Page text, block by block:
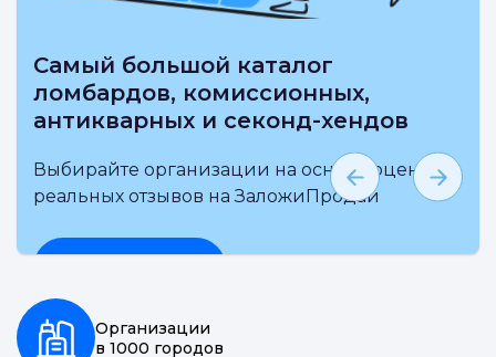
Самый большой каталог
ломбардов, комиссионных,
антикварных и секонд-хендов
Выбирайте организации на основе оценки и
реальных отзывов на ЗаложиПродай
Организации
в 1000 городов